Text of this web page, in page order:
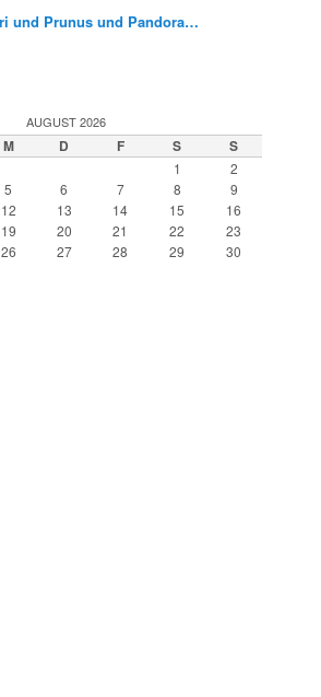
und Prunus und Pandora…
AUGUST 2026
M D F S S
1
2
5 6 7 8
9
12 13 14 15
16
19 20 21 22
23
26 27 28 29
30